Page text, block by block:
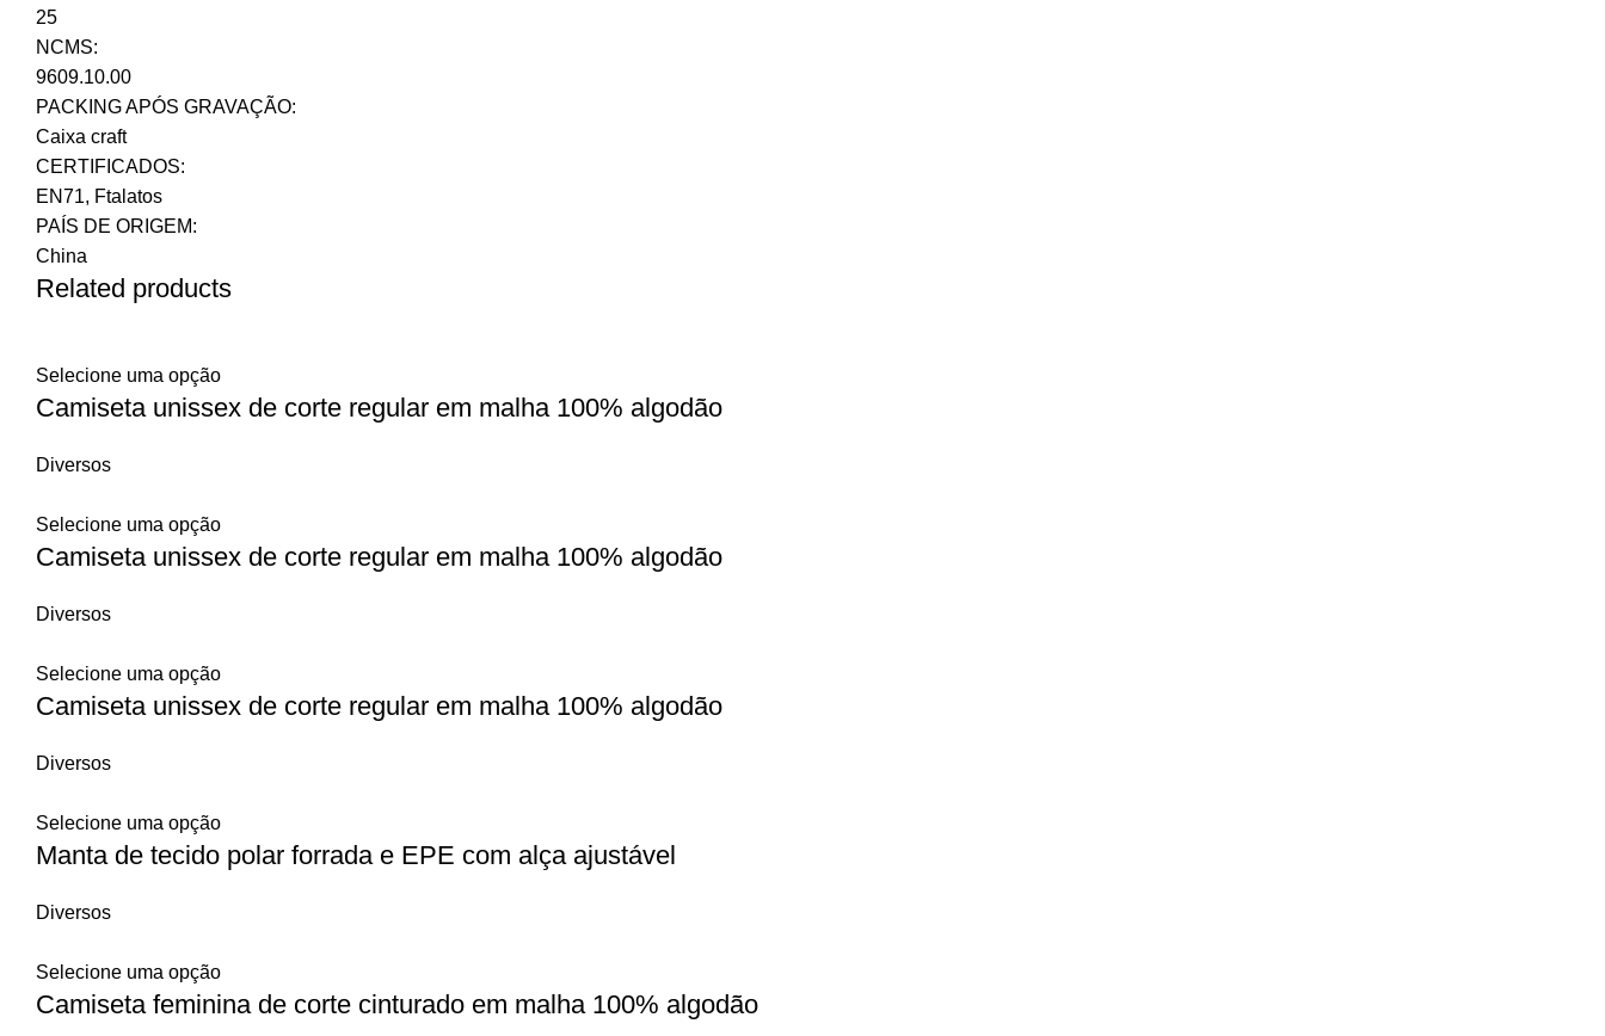
25
NCMS:
9609.10.00
PACKING APÓS GRAVAÇÃO:
Caixa craft
CERTIFICADOS:
EN71, Ftalatos
PAÍS DE ORIGEM:
China
Related products
Selecione uma opção
Camiseta unissex de corte regular em malha 100% algodão
Diversos
Selecione uma opção
Camiseta unissex de corte regular em malha 100% algodão
Diversos
Selecione uma opção
Camiseta unissex de corte regular em malha 100% algodão
Diversos
Selecione uma opção
Manta de tecido polar forrada e EPE com alça ajustável
Diversos
Selecione uma opção
Camiseta feminina de corte cinturado em malha 100% algodão